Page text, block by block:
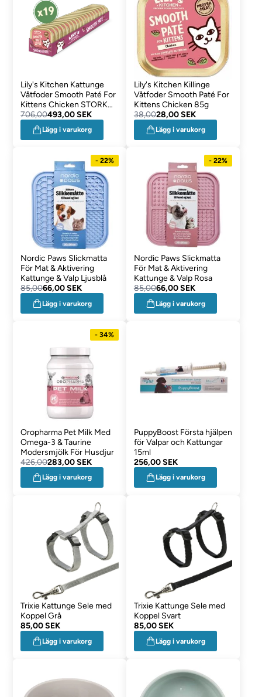
Lily's Kitchen Kattunge
Våtfoder Smooth Paté For
Kittens Chicken STORKÖP
19 x 85g
706,00493,00 SEK
Lägg i varukorg
Lily's Kitchen Killinge
Våtfoder Smooth Paté For
Kittens Chicken 85g
38,0028,00 SEK
Lägg i varukorg
- 22%
Nordic Paws Slickmatta
För Mat & Aktivering
Kattunge & Valp Ljusblå
85,0066,00 SEK
Lägg i varukorg
- 22%
Nordic Paws Slickmatta
För Mat & Aktivering
Kattunge & Valp Rosa
85,0066,00 SEK
Lägg i varukorg
- 34%
Oropharma Pet Milk Med
Omega-3 & Taurine
Modersmjölk För Husdjur
426,00283,00 SEK
Lägg i varukorg
PuppyBoost Första hjälpen
för Valpar och Kattungar
15ml
256,00 SEK
Lägg i varukorg
Trixie Kattunge Sele med
Koppel Grå
85,00 SEK
Lägg i varukorg
Trixie Kattunge Sele med
Koppel Svart
85,00 SEK
Lägg i varukorg